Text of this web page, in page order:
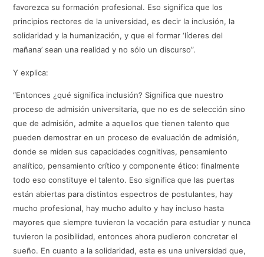
favorezca su formación profesional. Eso significa que los
principios rectores de la universidad, es decir la inclusión, la
solidaridad y la humanización, y que el formar ‘líderes del
mañana’ sean una realidad y no sólo un discurso”.
Y explica:
“Entonces ¿qué significa inclusión? Significa que nuestro
proceso de admisión universitaria, que no es de selección sino
que de admisión, admite a aquellos que tienen talento que
pueden demostrar en un proceso de evaluación de admisión,
donde se miden sus capacidades cognitivas, pensamiento
analítico, pensamiento crítico y componente ético: finalmente
todo eso constituye el talento. Eso significa que las puertas
están abiertas para distintos espectros de postulantes, hay
mucho profesional, hay mucho adulto y hay incluso hasta
mayores que siempre tuvieron la vocación para estudiar y nunca
tuvieron la posibilidad, entonces ahora pudieron concretar el
sueño. En cuanto a la solidaridad, esta es una universidad que,